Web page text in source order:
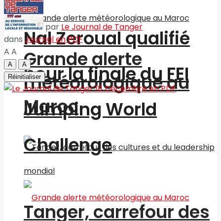
Grande alerte
météorologique au
Maroc
Tanger, carrefour des
Nal Zeroual qualifié
pour la finale du FEI
Jumping World
Challenge
par Le Journal de Tanger
dans Journal en PDF
A A
A
A
Réinitialiser